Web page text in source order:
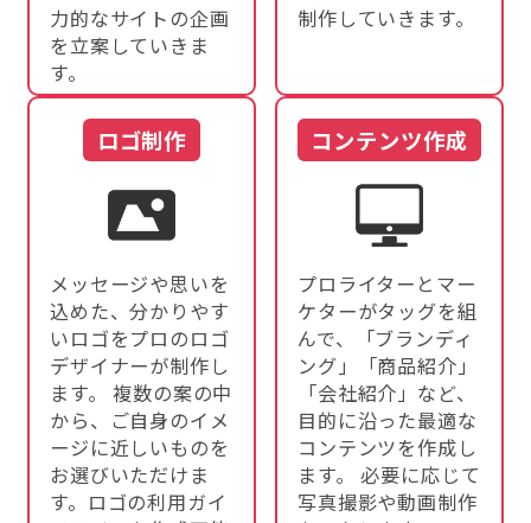
力的なサイトの企画
を立案していきま
す。
制作していきます。
ロゴ制作
メッセージや思いを
込めた、分かりやす
いロゴをプロのロゴ
デザイナーが制作し
ます。 複数の案の中
から、ご自身のイメ
ージに近しいものを
お選びいただけま
す。ロゴの利用ガイ
コンテンツ作成
プロライターとマー
ケターがタッグを組
んで、「ブランディ
ング」「商品紹介」
「会社紹介」など、
目的に沿った最適な
コンテンツを作成し
ます。 必要に応じて
写真撮影や動画制作